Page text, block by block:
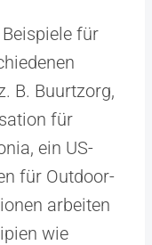
für
B. Buurtzorg,
für
ein US-
für Outdoor-
arbeiten
wie